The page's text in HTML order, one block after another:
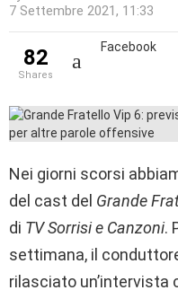
7 Settembre 2021, 11:33
82
shares
Facebook
Nei giorni scorsi
del cast del Grande
di TV Sorrisi e Canzoni.
settimana, il
rilasciato un’intervista